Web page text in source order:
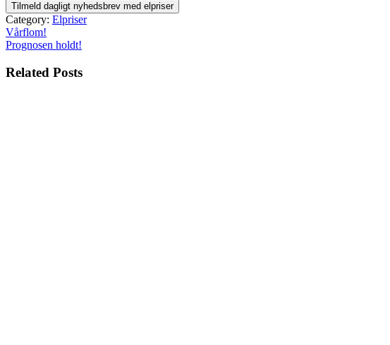
Category: Elpriser
Indlægsnavigation
Vårflom!
Prognosen holdt!
Related Posts